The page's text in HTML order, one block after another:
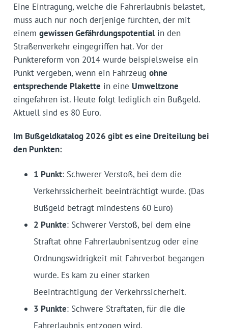
Eine Eintragung, welche die Fahrerlaubnis belastet,
muss auch nur noch derjenige fürchten, der mit
einem gewissen Gefährdungspotentialin den
Straßenverkehr eingegriffen hat. Vor der
Punktereform von 2014 wurde beispielsweise ein
Punkt vergeben, wenn ein Fahrzeug ohne
entsprechende Plakette in eine Umweltzone
eingefahren ist. Heute folgt lediglich ein Bußgeld.
Aktuell sind es 80 Euro.
Im Bußgeldkatalog 2026 gibt es eine Dreiteilung bei
den Punkten:
1 Punkt: Schwerer Verstoß, bei dem die
Verkehrssicherheit beeinträchtigt wurde. (Das
Bußgeld beträgt mindestens 60 Euro)
2 Punkte: Schwerer Verstoß, bei dem eine
Straftat ohne Fahrerlaubnisentzug oder eine
Ordnungswidrigkeit mit Fahrverbot begangen
wurde. Es kam zu einer starken
Beeinträchtigung der Verkehrssicherheit.
3 Punkte: Schwere Straftaten, für die die
Fahrerlaubnis entzogen wird.